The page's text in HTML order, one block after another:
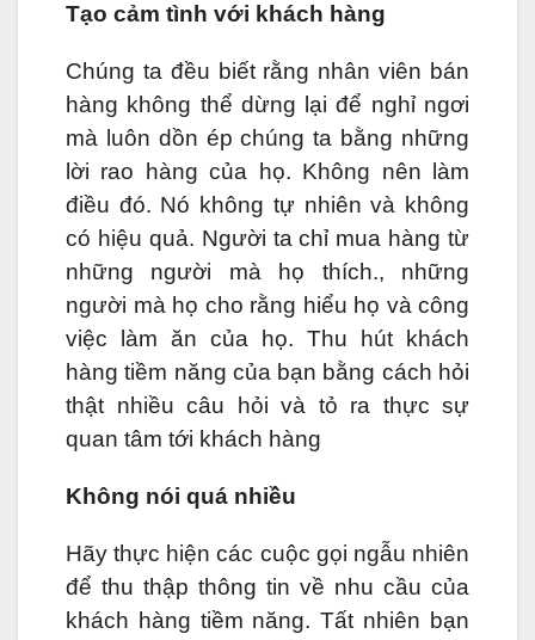
Tạo cảm tình với khách hàng
Chúng ta đều biết rằng nhân viên bán
hàng không thể dừng lại để nghỉ ngơi
mà luôn dồn ép chúng ta bằng những
lời rao hàng của họ. Không nên làm
điều đó. Nó không tự nhiên và không
có hiệu quả. Người ta chỉ mua hàng từ
những người mà họ thích., những
người mà họ cho rằng hiểu họ và công
việc làm ăn của họ. Thu hút khách
hàng tiềm năng của bạn bằng cách hỏi
thật nhiều câu hỏi và tỏ ra thực sự
quan tâm tới khách hàng
Không nói quá nhiều
Hãy thực hiện các cuộc gọi ngẫu nhiên
để thu thập thông tin về nhu cầu của
khách hàng tiềm năng. Tất nhiên bạn